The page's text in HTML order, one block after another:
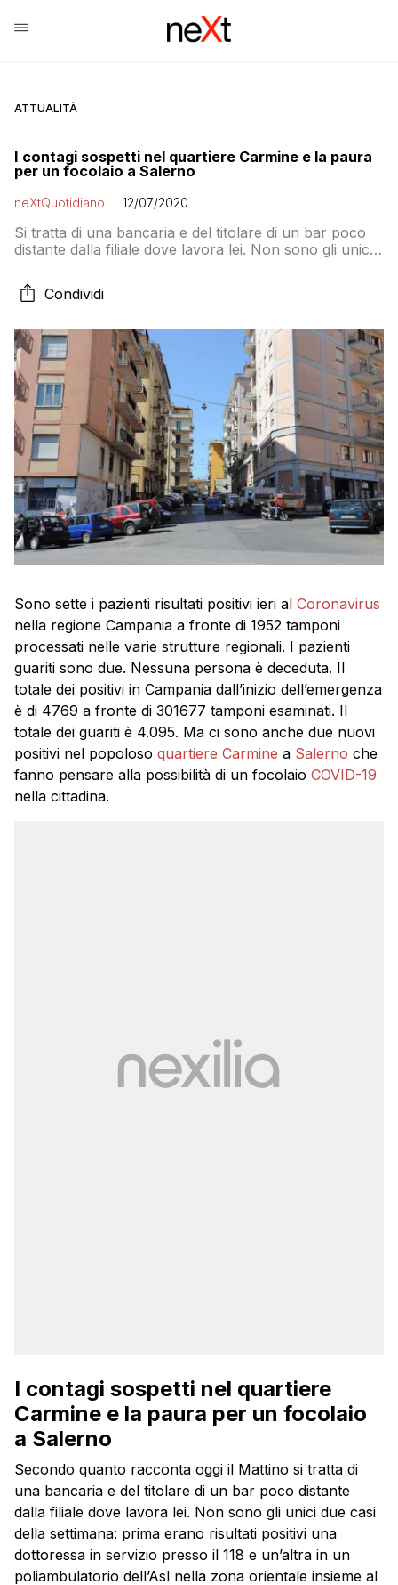
ATTUALITÀ
I contagi sospetti nel quartiere Carmine e la paura
per un focolaio a Salerno
neXtQuotidiano 12/07/2020
Si tratta di una bancaria e del titolare di un bar poco
distante dalla filiale dove lavora lei. Non sono gli unici
una dottoressa in servizio presso il 118 e un’altra in un
poliambulatorio dell’Asl nella zona orientale insieme al
è aggiunto, l’altro giorno, un pasticciere di Battipaglia
Condividi
Sono sette i pazienti risultati positivi ieri al Coronavirus
nella regione Campania a fronte di 1952 tamponi
processati nelle varie strutture regionali. I pazienti
guariti sono due. Nessuna persona è deceduta. Il
totale dei positivi in Campania dall’inizio dell’emergenza
è di 4769 a fronte di 301677 tamponi esaminati. Il
totale dei guariti è 4.095. Ma ci sono anche due nuovi
positivi nel popoloso quartiere Carmine a Salerno che
fanno pensare alla possibilità di un focolaio COVID-19
nella cittadina.
I contagi sospetti nel quartiere
Carmine e la paura per un focolaio
a Salerno
Secondo quanto racconta oggi il Mattino si tratta di
una bancaria e del titolare di un bar poco distante
dalla filiale dove lavora lei. Non sono gli unici due casi
della settimana: prima erano risultati positivi una
dottoressa in servizio presso il 118 e un’altra in un
poliambulatorio dell’Asl nella zona orientale insieme al